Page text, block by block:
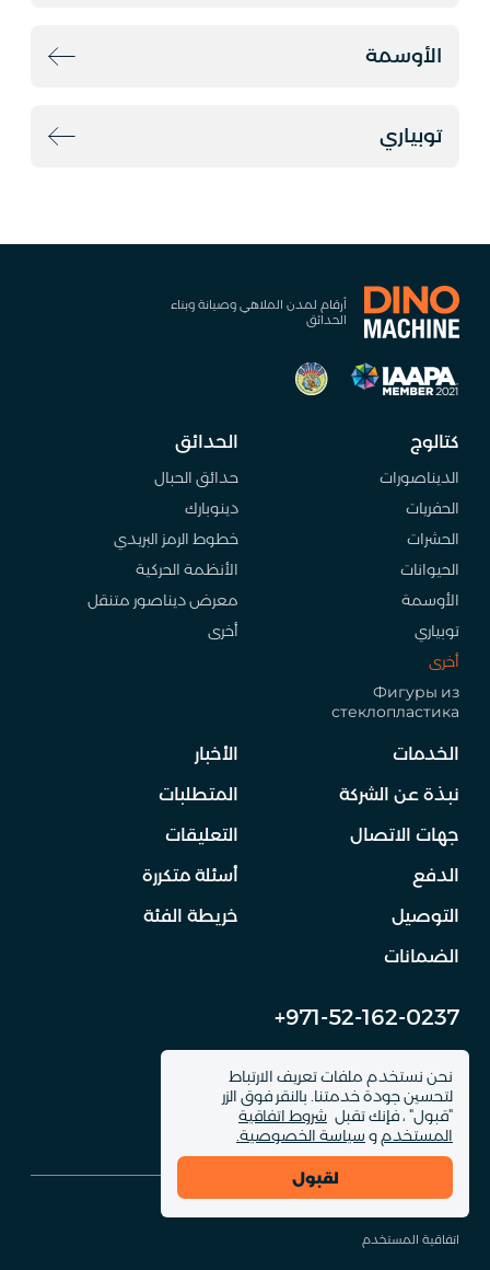
الأوسمة
توبياري
نحن نستخدم ملفات تعريف الارتباط
لتحسين جودة خدمتنا. بالنقر فوق الزر
"قبول" ، فإنك تقبل شروط اتفاقية
المستخدم و سياسة الخصوصية.
لقبول
أرقام لمدن الملاهي وصيانة وبناء
الحدائق
كتالوج
الديناصورات
الحفريات
الحشرات
الحيوانات
الأوسمة
توبياري
أخرى
Фигуры из
стеклопластика
الحدائق
حدائق الحبال
دينوبارك
خطوط الرمز البريدي
الأنظمة الحركية
معرض ديناصور متنقل
أخرى
الخدمات
نبذة عن الشركة
جهات الاتصال
الدفع
التوصيل
الضمانات
الأخبار
المتطلبات
التعليقات
أسئلة متكررة
خريطة الفئة
+971-52-162-0237
info@dinomachine.ru
اتفاقية المستخدم